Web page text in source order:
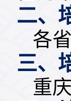
二、
各
三、
重